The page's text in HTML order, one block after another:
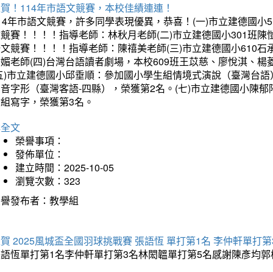
！114年市語文競賽，本校佳績連連！
年市語文競賽，許多同學表現優異，恭喜！(一)市立建德國
賽！！！！指導老師：林秋月老師(二)市立建德國小301班
競賽！！！！指導老師：陳禧美老師(三)市立建德國小610
老師(四)台灣台語讀者劇場，本校609班王苡慈、廖悅淇、
)市立建德國小邱垂順：參加國小學生組情境式演說（臺灣台
字形（臺灣客語-四縣），榮獲第2名。(七)市立建德國小陳
寫字，榮獲第3名。
文
榮譽事項：
發佈單位：
建立時間：2025-10-05
瀏覽次數：323
發布者：教學組
2025風城盃全國羽球挑戰賽 張語恆 單打第1名 李仲軒單打
恆單打第1名李仲軒單打第3名林閎韞單打第5名感謝陳彥均